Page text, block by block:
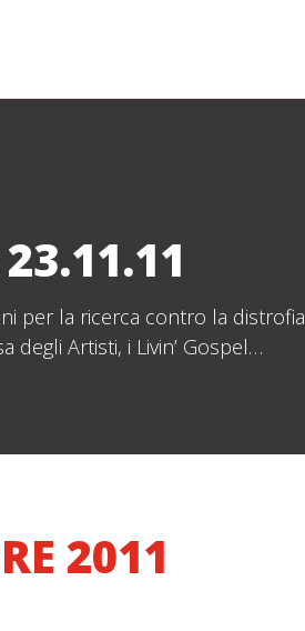
per la ricerca contro la distrofia
degli Artisti, i Livin’ Gospel…
2011